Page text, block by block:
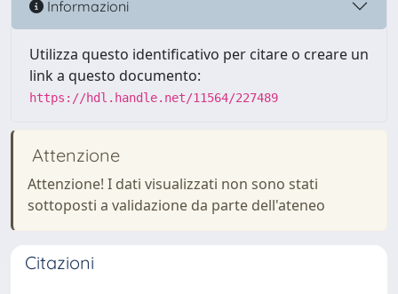
Informazioni
Utilizza questo identificativo per citare o creare un
link a questo documento:
https://hdl.handle.net/11564/227489
Attenzione
Attenzione! I dati visualizzati non sono stati
sottoposti a validazione da parte dell'ateneo
Citazioni